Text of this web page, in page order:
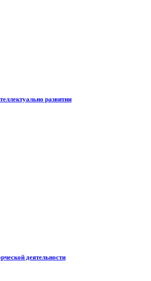
развитии
деятельности